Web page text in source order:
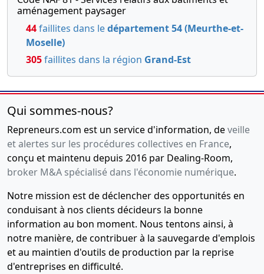
aménagement paysager
44faillites dans ledépartement 54 (Meurthe-et-
Moselle)
305faillites dans la région Grand-Est
Qui sommes-nous?
Repreneurs.com est un service d'information, deveille
et alertes sur les procédures collectives en France,
conçu et maintenu depuis 2016 par Dealing-Room,
broker M&A spécialisé dans l'économie numérique.
Notre mission est de déclencher des opportunités en
conduisant à nos clients décideurs la bonne
information au bon moment. Nous tentons ainsi, à
notre manière, de contribuer à la sauvegarde d'emplois
et au maintien d'outils de production par la reprise
d'entreprises en difficulté.